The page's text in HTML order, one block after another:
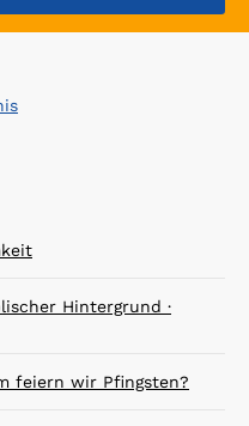
Hintergrund ·
feiern wir Pfingsten?